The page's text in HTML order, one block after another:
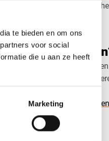
te bieden en om ons
voor social
die u aan ze heeft
Marketing
uitvoering van polyamide
naturel
maatwerk, snelle levering
een serie onderdelen: wij
naar
naturel op maat!